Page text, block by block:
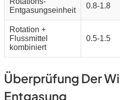
Entgasungseinheit
0.8-1.8
Rotation +
Flussmittel
kombiniert
0.5-1.5
Überprüfung Der
Entgasung